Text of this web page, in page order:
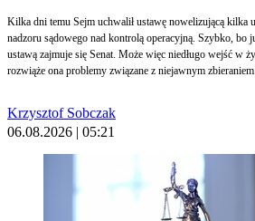
Kilka dni temu Sejm uchwalił ustawę nowelizującą kilka
nadzoru sądowego nad kontrolą operacyjną. Szybko, bo
ustawą zajmuje się Senat. Może więc niedługo wejść w życie. Są jednak wątpliwości, czy
rozwiąże ona problemy związane z niejawnym
Krzysztof Sobczak
06.08.2026 | 05:21